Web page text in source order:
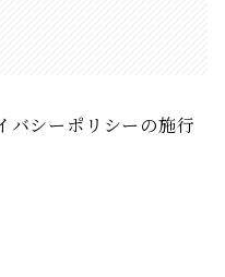
バシーポリシーの施行